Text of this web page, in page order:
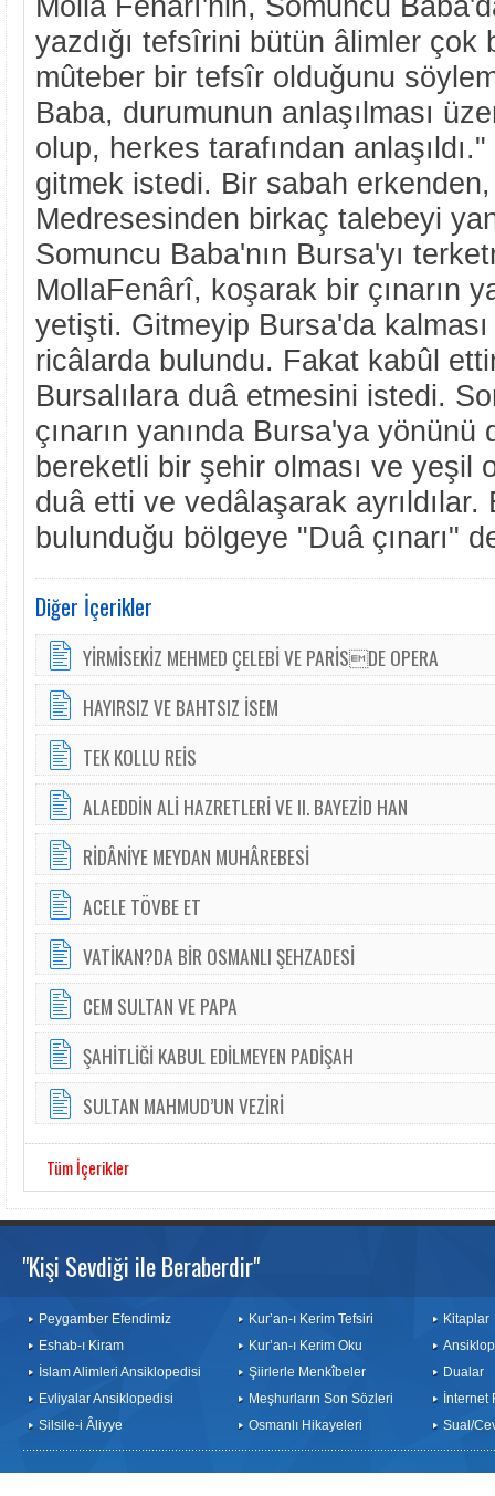
yazdığı tefsîrini bütün âlimler çok
mûteber bir tefsîr olduğunu
Baba, durumunun anlaşılması
olup, herkes tarafından
gitmek istedi. Bir sabah
Medresesinden birkaç talebeyi
Somuncu Baba'nın Bursa'yı
MollaFenârî, koşarak bir çınarın
yetişti. Gitmeyip Bursa'da
ricâlarda bulundu. Fakat kabûl
Bursalılara duâ etmesini istedi.
çınarın yanında Bursa'ya
bereketli bir şehir olması ve yeşil
duâ etti ve vedâlaşarak ayrıldılar.
bulunduğu bölgeye "Duâ çınarı"
Diğer İçerikler
YİRMİSEKİZ MEHMED ÇELEBİ VE PARİSDE OPERA
HAYIRSIZ VE BAHTSIZ İSEM
TEK KOLLU REİS
ALAEDDİN ALİ HAZRETLERİ VE II. BAYEZİD HAN
RİDÂNİYE MEYDAN MUHÂREBESİ
ACELE TÖVBE ET
VATİKAN?DA BİR OSMANLI ŞEHZADESİ
CEM SULTAN VE PAPA
ŞAHİTLİĞİ KABUL EDİLMEYEN PADİŞAH
SULTAN MAHMUD’UN VEZİRİ
Tüm İçerikler
"Kişi Sevdiği ile Beraberdir"
Peygamber Efendimiz
Eshab-ı Kiram
İslam Alimleri Ansiklopedisi
Evliyalar Ansiklopedisi
Silsile-i Âliyye
Kur’an-ı Kerim Tefsiri
Kur’an-ı Kerim Oku
Şiirlerle Menkîbeler
Meşhurların Son Sözleri
Osmanlı Hikayeleri
Kitaplar
Dualar
İnternet
Sual/